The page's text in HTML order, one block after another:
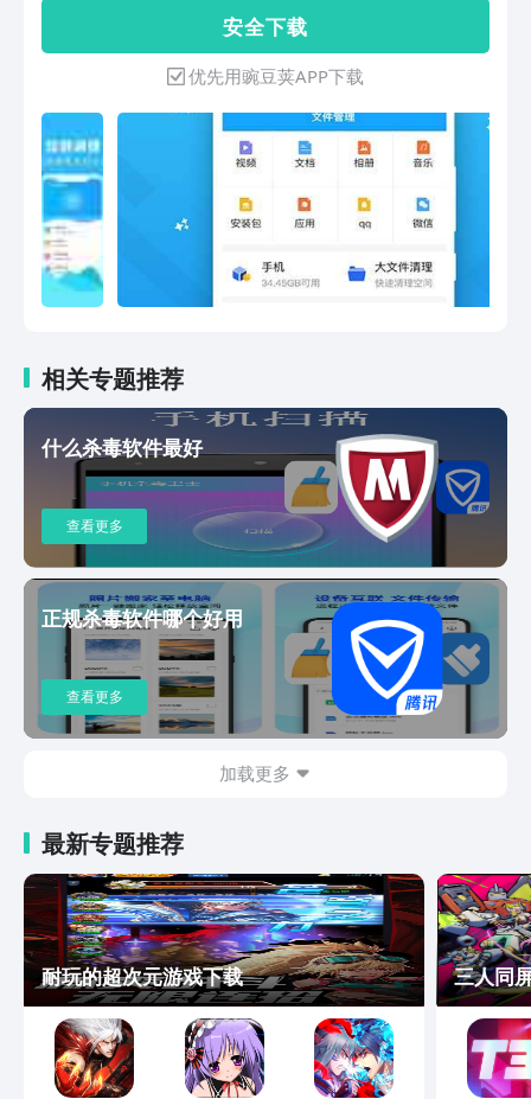
能清理手机无用垃圾、加速手机运行速度
文件管理：优化手机存储空间、快捷整理
相册视频、文档文件、音乐应用等聊天清
理：清理聊天缓存垃圾、表情图标、短视
频、临时文件、让聊天更加顺畅通知栏清
理：自动清理收纳通知信息，告别烦人的
无用通知信息
安 全 下 载
优先用豌豆荚APP下载
相关专题推荐
什么杀毒软件最好
查看更多
正规杀毒软件哪个好用
查看更多
加载更多
最新专题推荐
耐玩的超次元游戏下载 三人同